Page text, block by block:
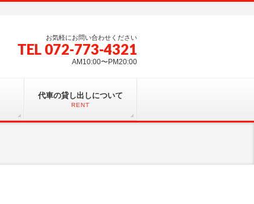
お気軽にお問い合わせください
TEL 072-773-4321
AM10:00〜PM20:00
代車の貸し出しについて
RENT